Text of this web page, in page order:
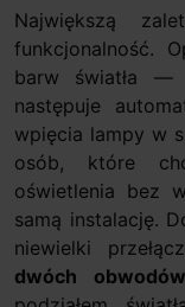
Największą
funkcjonalność.
barw światła —
następuje
wpięcia lampy w
osób, które
oświetlenia bez
samą instalację.
niewielki
dwóch obwodów